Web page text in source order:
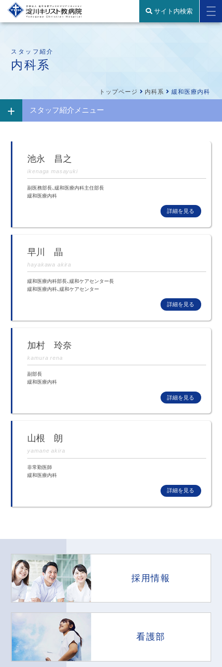
サイト内検索
スタッフ紹介
内科系
トップページ 内科系 緩和医療内科
スタッフ紹介メニュー
池永 昌之
ikenaga masayuki
副医務部長、緩和医療内科主任部長
緩和医療内科
早川 晶
hayakawa akira
緩和医療内科部長、緩和ケアセンター長
緩和医療内科、緩和ケアセンター
加村 玲奈
kamura rena
副部長
緩和医療内科
山根 朗
yamane akira
非常勤医師
緩和医療内科
採用情報
看護部